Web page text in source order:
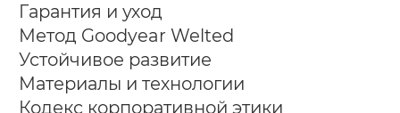
Гарантия и уход
Метод Goodyear Welted
Устойчивое развитие
Материалы и технологии
Кодекс корпоративной этики